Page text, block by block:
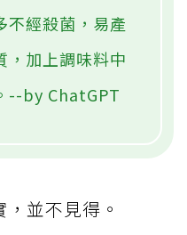
不經殺菌，易產
，加上調味料中
--by ChatGPT
並不見得。